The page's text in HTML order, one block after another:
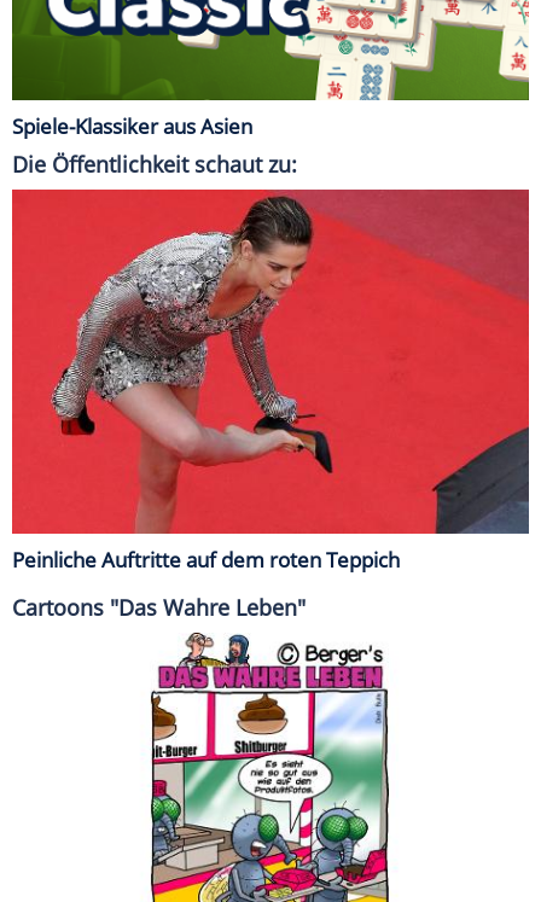
Spiele-Klassiker aus Asien
Die Öffentlichkeit schaut zu:
Peinliche Auftritte auf dem roten Teppich
Cartoons "Das Wahre Leben"